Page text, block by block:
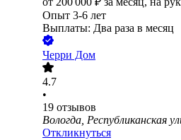
Опыт 3-6 лет
Выплаты: Два раза в месяц
Черри Дом
4.7
•
19 отзывов
Вологда, Республиканская
Откликнуться